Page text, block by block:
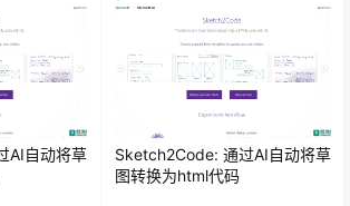
AI自动将草
Sketch2Code: 通过AI自动将草
图转换为html代码